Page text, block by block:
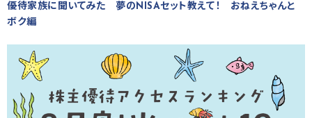
優待家族に聞いてみた 夢のNISAセット教えて！ おねえちゃんと
ボク編